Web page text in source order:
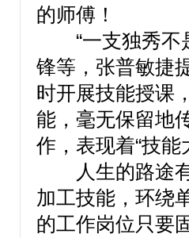
的师傅！
“一支独秀不是
锋等，张普敏捷
时开展技能授课
能，毫无保留地
作，表现着“技能
人生的路途有
加工技能，环绕
的工作岗位只要